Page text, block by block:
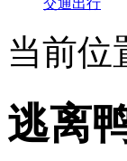
交通出行
当前位
逃离